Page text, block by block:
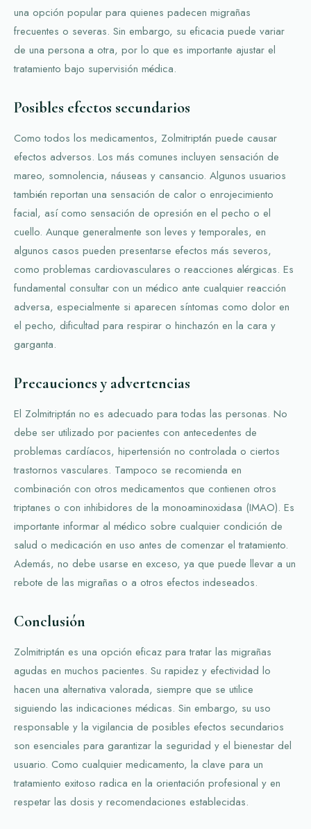
una opción popular para quienes padecen migrañas
frecuentes o severas. Sin embargo, su eficacia puede variar
de una persona a otra, por lo que es importante ajustar el
tratamiento bajo supervisión médica.
Posibles efectos secundarios
Como todos los medicamentos, Zolmitriptán puede causar
efectos adversos. Los más comunes incluyen sensación de
mareo, somnolencia, náuseas y cansancio. Algunos usuarios
también reportan una sensación de calor o enrojecimiento
facial, así como sensación de opresión en el pecho o el
cuello. Aunque generalmente son leves y temporales, en
algunos casos pueden presentarse efectos más severos,
como problemas cardiovasculares o reacciones alérgicas. Es
fundamental consultar con un médico ante cualquier reacción
adversa, especialmente si aparecen síntomas como dolor en
el pecho, dificultad para respirar o hinchazón en la cara y
garganta.
Precauciones y advertencias
El Zolmitriptán no es adecuado para todas las personas. No
debe ser utilizado por pacientes con antecedentes de
problemas cardíacos, hipertensión no controlada o ciertos
trastornos vasculares. Tampoco se recomienda en
combinación con otros medicamentos que contienen otros
triptanes o con inhibidores de la monoaminoxidasa (IMAO). Es
importante informar al médico sobre cualquier condición de
salud o medicación en uso antes de comenzar el tratamiento.
Además, no debe usarse en exceso, ya que puede llevar a un
rebote de las migrañas o a otros efectos indeseados.
Conclusión
Zolmitriptán es una opción eficaz para tratar las migrañas
agudas en muchos pacientes. Su rapidez y efectividad lo
hacen una alternativa valorada, siempre que se utilice
siguiendo las indicaciones médicas. Sin embargo, su uso
responsable y la vigilancia de posibles efectos secundarios
son esenciales para garantizar la seguridad y el bienestar del
usuario. Como cualquier medicamento, la clave para un
tratamiento exitoso radica en la orientación profesional y en
respetar las dosis y recomendaciones establecidas.